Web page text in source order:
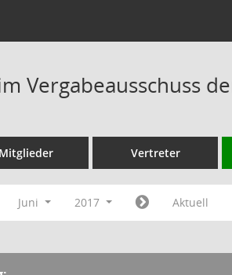
Vergabeausschuss
Mitglieder Vertreter
Juni 2017 Aktuell